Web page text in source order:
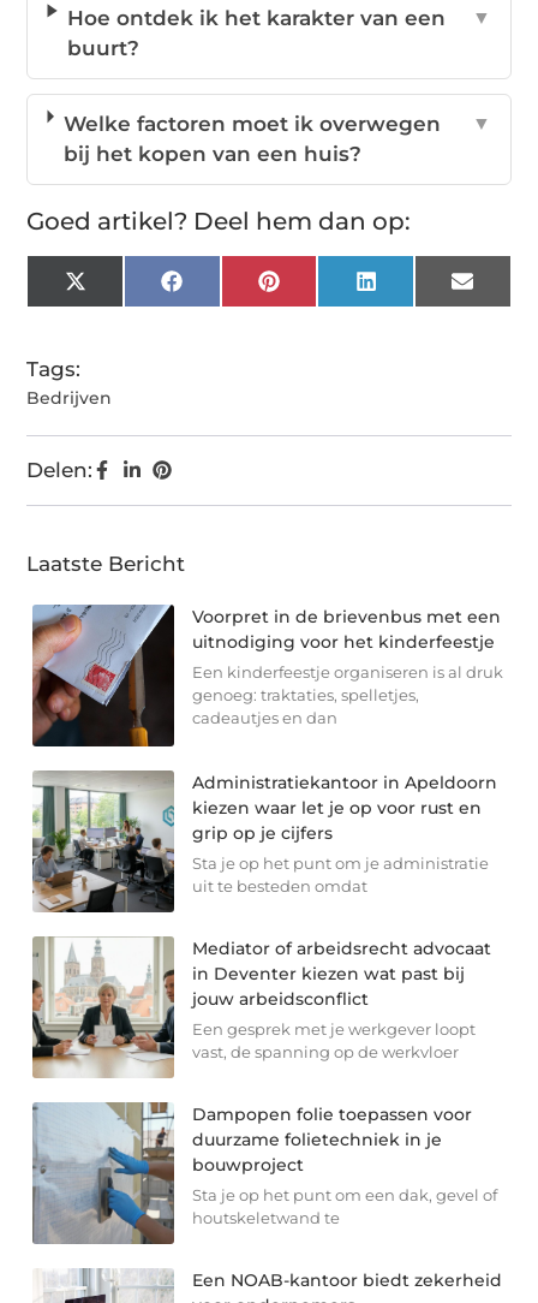
Hoe ontdek ik het karakter van een
buurt?
▼
Welke factoren moet ik overwegen
bij het kopen van een huis?
▼
Goed artikel? Deel hem dan op:
X
(Twitter)
FacebookPinterest LinkedIn Email
Tags:
Bedrijven
Delen:
Laatste Bericht
Voorpret in de brievenbus met een
uitnodiging voor het kinderfeestje
Een kinderfeestje organiseren is al druk
genoeg: traktaties, spelletjes,
cadeautjes en dan
Administratiekantoor in Apeldoorn
kiezen waar let je op voor rust en
grip op je cijfers
Sta je op het punt om je administratie
uit te besteden omdat
Mediator of arbeidsrecht advocaat
in Deventer kiezen wat past bij
jouw arbeidsconflict
Een gesprek met je werkgever loopt
vast, de spanning op de werkvloer
Dampopen folie toepassen voor
duurzame folietechniek in je
bouwproject
Sta je op het punt om een dak, gevel of
houtskeletwand te
Een NOAB-kantoor biedt zekerheid